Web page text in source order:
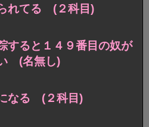
れてる (２科目)
すると１４９番目の奴が
(名無し)
なる (２科目)